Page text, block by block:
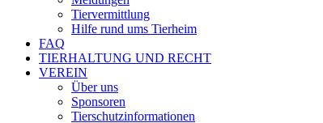
Tiervermittlung
Hilfe rund ums Tierheim
FAQ
TIERHALTUNG UND RECHT
VEREIN
Über uns
Sponsoren
Tierschutzinformationen